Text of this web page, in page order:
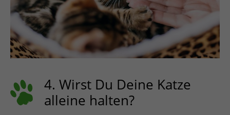
4. Wirst Du Deine Katze
alleine halten?